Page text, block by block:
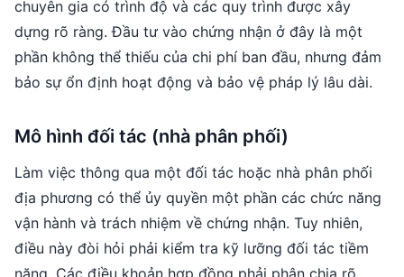
chuyên gia có trình độ và các quy trình được xây
dựng rõ ràng. Đầu tư vào chứng nhận ở đây là một
phần không thể thiếu của chi phí ban đầu, nhưng đảm
bảo sự ổn định hoạt động và bảo vệ pháp lý lâu dài.
Mô hình đối tác (nhà phân phối)
Làm việc thông qua một đối tác hoặc nhà phân phối
địa phương có thể ủy quyền một phần các chức năng
vận hành và trách nhiệm về chứng nhận. Tuy nhiên,
điều này đòi hỏi phải kiểm tra kỹ lưỡng đối tác tiềm
năng. Các điều khoản hợp đồng phải phân chia rõ